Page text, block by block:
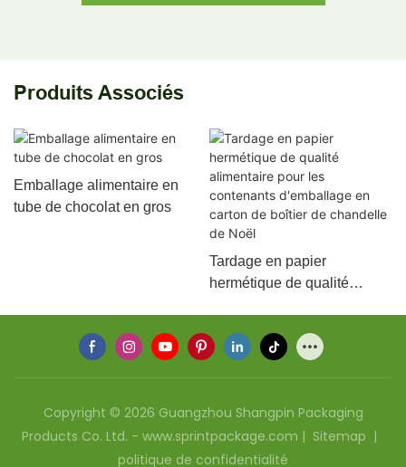
Produits Associés
Emballage alimentaire en
tube de chocolat en gros
Tardage en papier
hermétique de qualité
carton de boîtier de
Copyright © 2026 Guangzhou Shangpin Packaging
Products Co. Ltd. - www.sprintpackage.com | Sitemap |
politique de confidentialité